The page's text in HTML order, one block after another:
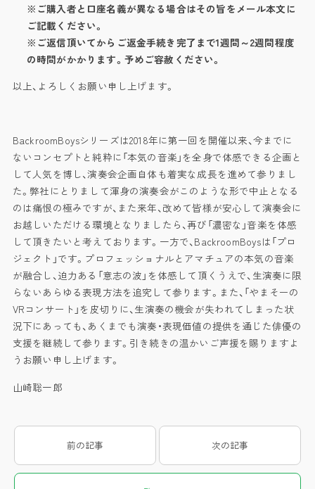
※ご購入者と口座名義が異なる場合はその旨をメール本文に
ご記載ください。
※ご返信頂いてからご返金手続き完了まで1週間～2週間程度
の時間がかかります。予めご容赦ください。
以上、よろしくお願い申し上げます。
BackroomBoysシリーズは2018年に第一回を開催以来、今までに
ないコンセプトと純粋に「本気の音楽」を全身で体感できる企画と
して人気を博し、演奏会企画自体も着実な成長を進めて参りまし
た。弊社にとりまして渾身の演奏会がこのような形で中止となる
のは痛恨の極みですが、また来年、改めて皆様が安心して演奏会に
お越しいただける環境となりましたら、再び「濃密な」音楽を体感
して頂きたいと考えております。一方で、BackroomBoysは「プロ
ジェクト」です。プロフェッショナルとアマチュアの本気の音楽
が融合し、迫力ある「意志の波」を体感して頂くうえで、生演奏に限
らないあらゆる表現方法を追究して参ります。また、「やまそーの
VRコンサート」を皮切りに、生演奏の機会が失われてしまった状
況下にあっても、あくまでも演奏・表現価値の提供を通じた俳優の
支援を継続して参ります。引き続きの温かいご声援を賜りますよ
うお願い申し上げます。
山崎聡一郎
前の記事 次の記事